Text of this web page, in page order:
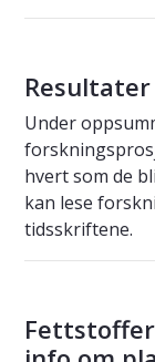
Under
hvert som de
kan lese
tidsskriftene.